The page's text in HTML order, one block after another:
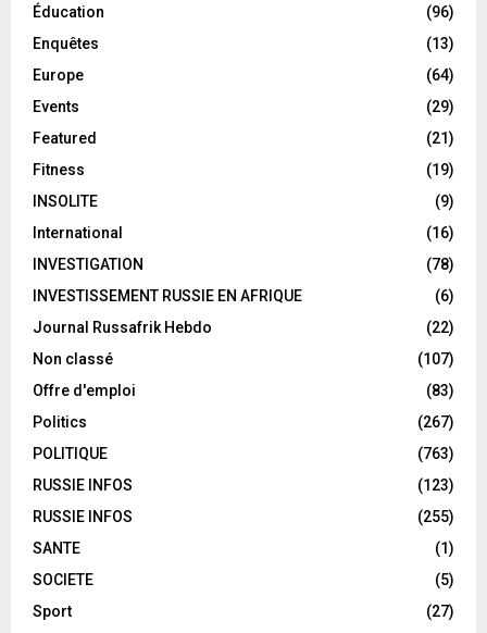
Éducation
(96)
Enquêtes
(13)
Europe
(64)
Events
(29)
Featured
(21)
Fitness
(19)
INSOLITE
(9)
International
(16)
INVESTIGATION
(78)
INVESTISSEMENT RUSSIE EN AFRIQUE
(6)
Journal Russafrik Hebdo
(22)
Non classé
(107)
Offre d'emploi
(83)
Politics
(267)
POLITIQUE
(763)
RUSSIE INFOS
(123)
RUSSIE INFOS
(255)
SANTE
(1)
SOCIETE
(5)
Sport
(27)